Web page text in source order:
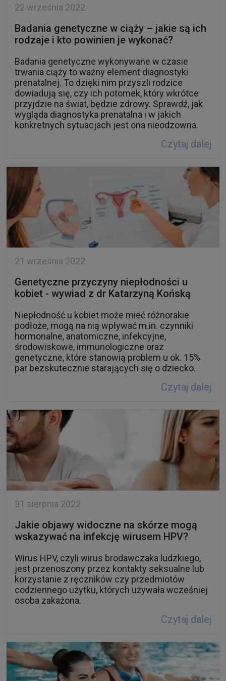
22 września 2022
Badania genetyczne w ciąży – jakie są ich
rodzaje i kto powinien je wykonać?
Badania genetyczne wykonywane w czasie
trwania ciąży to ważny element diagnostyki
prenatalnej. To dzięki nim przyszli rodzice
dowiadują się, czy ich potomek, który wkrótce
przyjdzie na świat, będzie zdrowy. Sprawdź, jak
wygląda diagnostyka prenatalna i w jakich
konkretnych sytuacjach jest ona nieodzowna.
Czytaj dalej
21 września 2022
Genetyczne przyczyny niepłodności u
kobiet - wywiad z dr Katarzyną Końską
Niepłodność u kobiet może mieć różnorakie
podłoże, mogą na nią wpływać m.in. czynniki
hormonalne, anatomiczne, infekcyjne,
środowiskowe, immunologiczne oraz
genetyczne, które stanowią problem u ok. 15%
par bezskutecznie starających się o dziecko.
Czytaj dalej
31 sierpnia 2022
Jakie objawy widoczne na skórze mogą
wskazywać na infekcję wirusem HPV?
Wirus HPV, czyli wirus brodawczaka ludzkiego,
jest przenoszony przez kontakty seksualne lub
korzystanie z ręczników czy przedmiotów
codziennego użytku, których używała wcześniej
osoba zakażona.
Czytaj dalej